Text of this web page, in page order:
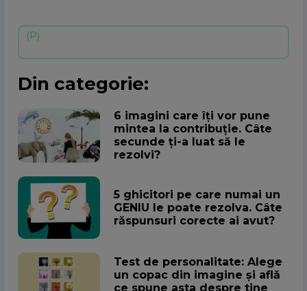
Din categorie:
6 imagini care îți vor pune
mintea la contribuție. Câte
secunde ți-a luat să le
rezolvi?
5 ghicitori pe care numai un
GENIU le poate rezolva. Câte
răspunsuri corecte ai avut?
Test de personalitate: Alege
un copac din imagine și află
ce spune asta despre tine